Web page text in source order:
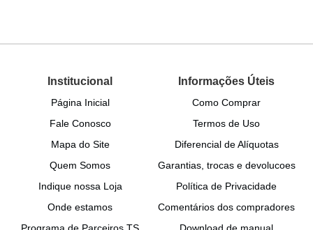
Institucional
Página Inicial
Fale Conosco
Mapa do Site
Quem Somos
Indique nossa Loja
Onde estamos
Informações Úteis
Como Comprar
Termos de Uso
Diferencial de Alíquotas
Garantias, trocas e devolucoes
Política de Privacidade
Comentários dos compradores